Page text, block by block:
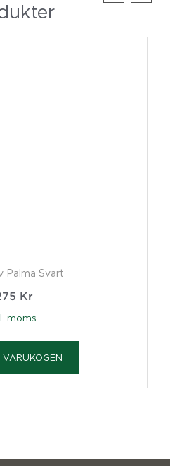
Palma Svart
Kr
moms
VARUKOGEN